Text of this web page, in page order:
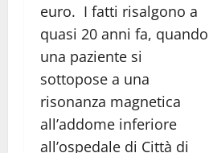
euro. I fatti risalgono a
quasi 20 anni fa, quando
una paziente si
sottopose a una
risonanza magnetica
all’addome inferiore
all’ospedale di Città di